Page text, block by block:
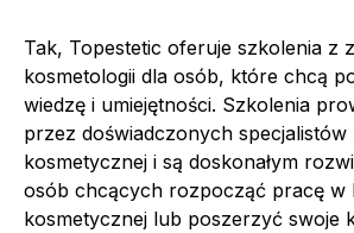
Tak, Topestetic oferuje szkolenia z
kosmetologii dla osób, które chcą
wiedzę i umiejętności. Szkolenia
przez doświadczonych
kosmetycznej i są doskonałym
osób chcących rozpocząć pracę w
kosmetycznej lub poszerzyć swoje